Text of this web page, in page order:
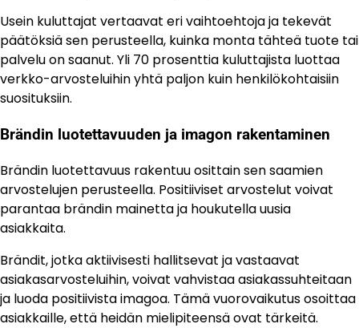
Usein kuluttajat vertaavat eri vaihtoehtoja ja tekevät
päätöksiä sen perusteella, kuinka monta tähteä tuote tai
palvelu on saanut. Yli 70 prosenttia kuluttajista luottaa
verkko-arvosteluihin yhtä paljon kuin henkilökohtaisiin
suosituksiin.
Brändin luotettavuuden ja imagon rakentaminen
Brändin luotettavuus rakentuu osittain sen saamien
arvostelujen perusteella. Positiiviset arvostelut voivat
parantaa brändin mainetta ja houkutella uusia
asiakkaita.
Brändit, jotka aktiivisesti hallitsevat ja vastaavat
asiakasarvosteluihin, voivat vahvistaa asiakassuhteitaan
ja luoda positiivista imagoa. Tämä vuorovaikutus osoittaa
asiakkaille, että heidän mielipiteensä ovat tärkeitä.